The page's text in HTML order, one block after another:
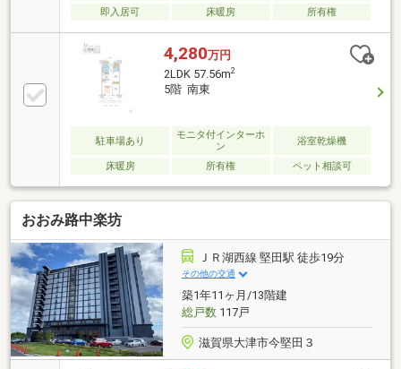
即入居可 床暖房 所有権
4,280万円
2LDK 57.56m2
5階 南東
駐車場あり
モニタ付インターホ
ン
浴室乾燥機
床暖房 所有権 ペット相談可
おおみ路中楽坊
ＪＲ湖西線 堅田駅 徒歩19分
その他の交通
築1年11ヶ月/13階建
総戸数117戸
滋賀県大津市今堅田３